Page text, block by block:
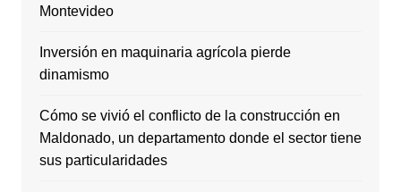
Montevideo
Inversión en maquinaria agrícola pierde
dinamismo
Cómo se vivió el conflicto de la construcción en
Maldonado, un departamento donde el sector tiene
sus particularidades